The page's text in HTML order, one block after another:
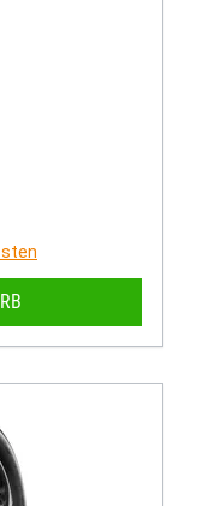
Informationen zum